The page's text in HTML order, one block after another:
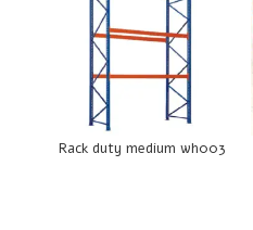
Rack duty medium wh003